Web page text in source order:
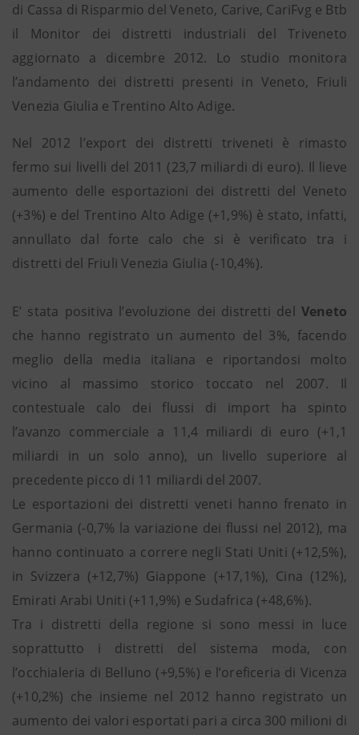
di Cassa di Risparmio del Veneto, Carive, CariFvg e Btb
il Monitor dei distretti industriali del Triveneto
aggiornato a dicembre 2012. Lo studio monitora
l’andamento dei distretti presenti in Veneto, Friuli
Venezia Giulia e Trentino Alto Adige.
Nel 2012 l’export dei distretti triveneti è rimasto
fermo sui livelli del 2011 (23,7 miliardi di euro). Il lieve
aumento delle esportazioni dei distretti del Veneto
(+3%) e del Trentino Alto Adige (+1,9%) è stato, infatti,
annullato dal forte calo che si è verificato tra i
distretti del Friuli Venezia Giulia (-10,4%).
E’ stata positiva l’evoluzione dei distretti del Veneto
che hanno registrato un aumento del 3%, facendo
meglio della media italiana e riportandosi molto
vicino al massimo storico toccato nel 2007. Il
contestuale calo dei flussi di import ha spinto
l’avanzo commerciale a 11,4 miliardi di euro (+1,1
miliardi in un solo anno), un livello superiore al
precedente picco di 11 miliardi del 2007.
Le esportazioni dei distretti veneti hanno frenato in
Germania (-0,7% la variazione dei flussi nel 2012), ma
hanno continuato a correre negli Stati Uniti (+12,5%),
in Svizzera (+12,7%) Giappone (+17,1%), Cina (12%),
Emirati Arabi Uniti (+11,9%) e Sudafrica (+48,6%).
Tra i distretti della regione si sono messi in luce
soprattutto i distretti del sistema moda, con
l’occhialeria di Belluno (+9,5%) e l’oreficeria di Vicenza
(+10,2%) che insieme nel 2012 hanno registrato un
aumento dei valori esportati pari a circa 300 milioni di